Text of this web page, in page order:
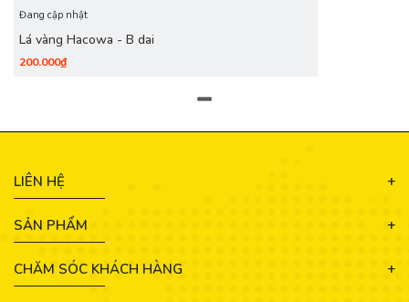
Đang cập nhật
Lá vàng Hacowa - B dai
200.000₫
LIÊN HỆ
SẢN PHẨM
CHĂM SÓC KHÁCH HÀNG